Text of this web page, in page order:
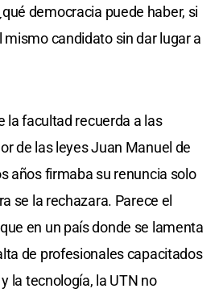
democracia puede haber, si
candidato sin dar lugar a
la facultad recuerda a las
de las leyes Juan Manuel de
años firmaba su renuncia solo
se la rechazara. Parece el
en un país donde se lamenta
de profesionales capacitados
la tecnología, la UTN no